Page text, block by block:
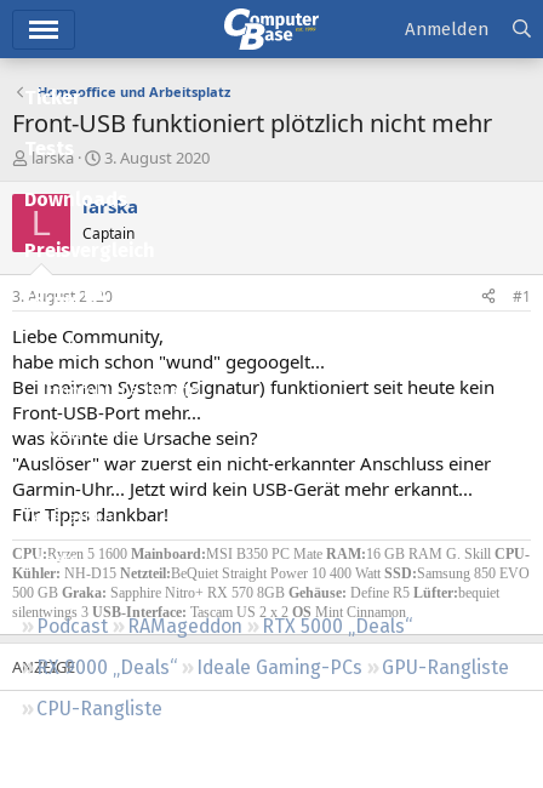
Ticker
Tests
Downloads
Preisvergleich
Forum
Aktuelles
Empfohlene Inhalte
Neue Beiträge
Neueste Aktivitäten
Leserartikel
Regeln
Podcast RAMageddon
RTX 5000 „Deals“
RX 9000 „Deals“
Ideale Gaming-PCs
GPU-Rangliste
CPU-Rangliste
Anmelden
Homeoffice und Arbeitsplatz
Front-USB funktioniert plötzlich nicht mehr
E
s
e
l
e
r
larska
E
s
e
l
t
a
3. August 2020
L larska
Captain
3. August 2020 #1
Liebe Community,
habe mich schon "wund" gegoogelt...
Bei meinem System (Signatur) funktioniert seit heute kein
Front-USB-Port mehr...
was könnte die Ursache sein?
"Auslöser" war zuerst ein nicht-erkannter Anschluss einer
Garmin-Uhr... Jetzt wird kein USB-Gerät mehr erkannt...
Für Tipps dankbar!
CPU:Ryzen 5 1600 Mainboard:MSI B350 PC Mate RAM:16 GB RAM G. Skill CPU-
Kühler: NH-D15 Netzteil:BeQuiet Straight Power 10 400 Watt SSD:Samsung 850 EVO
500 GB Graka: Sapphire Nitro+ RX 570 8GB Gehäuse: Define R5 Lüfter:bequiet
silentwings 3 USB-Interface: Tascam US 2 x 2 OS Mint Cinnamon